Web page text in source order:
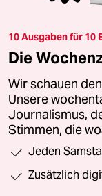
10 Ausgaben für 10
Die
Wir schauen
Unsere
Journalismus,
Stimmen, die
Jeden
Zusätzlich